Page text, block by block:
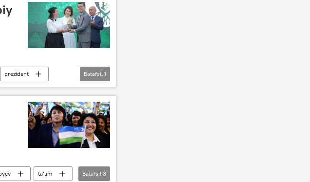
prezident
Batafsil 1
ta’lim
Batafsil 3